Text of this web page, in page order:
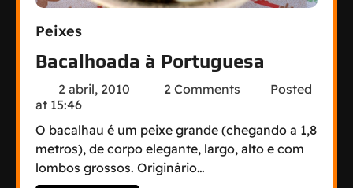
Peixes
Bacalhoada à Portuguesa
2 abril, 2010 2 Comments
Posted
at 15:46
O bacalhau é um peixe grande (chegando a 1,8
metros), de corpo elegante, largo, alto e com
lombos grossos. Originário…